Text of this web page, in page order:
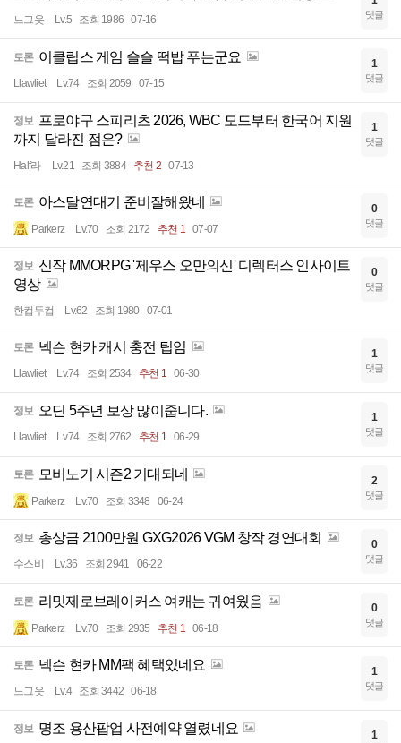
느그읏 Lv.5 조회 1986 07-16 댓글
토론 이클립스 게임 슬슬 떡밥 푸는군요
Llawliet Lv.74 조회 2059 07-15
1
댓글
정보 프로야구 스피리츠 2026, WBC 모드부터 한국어 지원
까지 달라진 점은?
Half라 Lv.21 조회 3884 추천 2 07-13
1
댓글
토론 아스달연대기 준비잘해왔네
Parkerz Lv.70 조회 2172 추천 1 07-07
0
댓글
정보 신작 MMORPG '제우스 오만의신' 디렉터스 인사이트
영상
한컵두컵 Lv.62 조회 1980 07-01
0
댓글
토론 넥슨 현카 캐시 충전 팁임
Llawliet Lv.74 조회 2534 추천 1 06-30
1
댓글
정보 오딘 5주년 보상 많이줍니다.
Llawliet Lv.74 조회 2762 추천 1 06-29
1
댓글
토론 모비노기 시즌2 기대되네
Parkerz Lv.70 조회 3348 06-24
2
댓글
정보 총상금 2100만원 GXG2026 VGM 창작 경연대회
수스비 Lv.36 조회 2941 06-22
0
댓글
토론 리밋제로브레이커스 여캐는 귀여웠음
Parkerz Lv.70 조회 2935 추천 1 06-18
0
댓글
토론 넥슨 현카 MM팩 혜택있네요
느그읏 Lv.4 조회 3442 06-18
1
댓글
정보 명조 용산팝업 사전예약 열렸네요 1